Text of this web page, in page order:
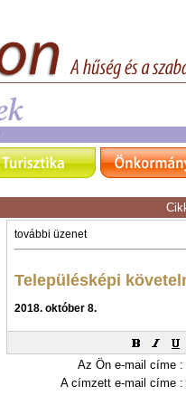
Az Ön e-mail címe :
A címzett e-mail címe :